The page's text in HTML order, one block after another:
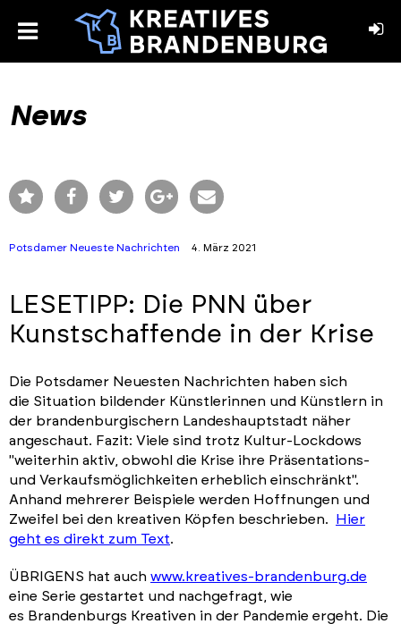
toggle
News
Potsdamer Neueste Nachrichten 4. März 2021
LESETIPP: Die PNN über
Kunstschaffende in der Krise
Die Potsdamer Neuesten Nachrichten haben sich
die Situation bildender Künstlerinnen und Künstlern in
der brandenburgischern Landeshauptstadt näher
angeschaut. Fazit: Viele sind trotz Kultur-Lockdows
"weiterhin aktiv, obwohl die Krise ihre Präsentations-
und Verkaufsmöglichkeiten erheblich einschränkt".
Anhand mehrerer Beispiele werden Hoffnungen und
Zweifel bei den kreativen Köpfen beschrieben.
Hier
geht es direkt zum Text.
ÜBRIGENS hat auch www.kreatives-brandenburg.de
eine Serie gestartet und nachgefragt, wie
es Brandenburgs Kreativen in der Pandemie ergeht. Die